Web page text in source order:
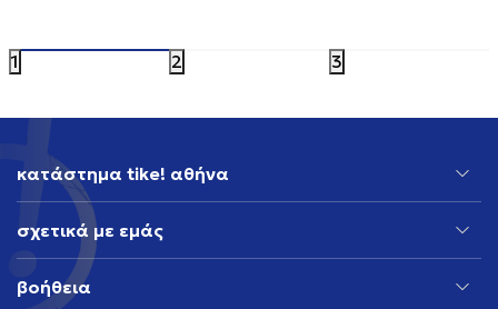
1 2 3
κατάστημα tike! αθήνα
σχετικά με εμάς
βοήθεια